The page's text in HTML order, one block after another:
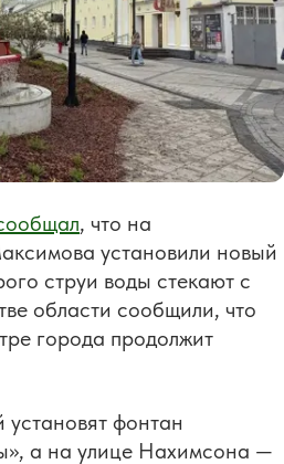
, что на
установили новый
струи воды стекают с
области сообщили, что
города продолжит
фонтан
а на улице Нахимсона —